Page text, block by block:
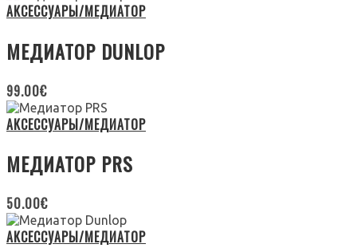
АКСЕССУАРЫ/МЕДИАТОР
МЕДИАТОР DUNLOP
99.00€
АКСЕССУАРЫ/МЕДИАТОР
МЕДИАТОР PRS
50.00€
АКСЕССУАРЫ/МЕДИАТОР